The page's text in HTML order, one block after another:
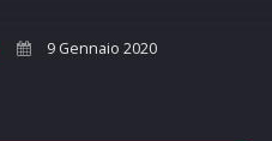
9 Gennaio 2020